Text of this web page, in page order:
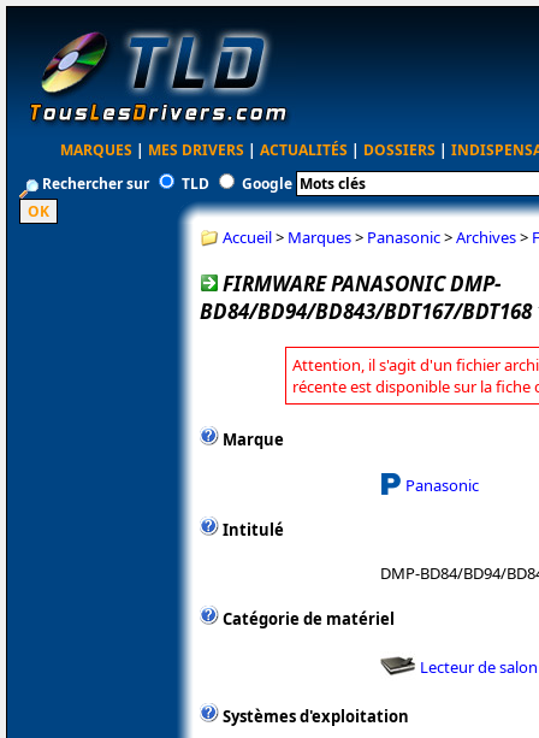
MARQUES | MES DRIVERS | ACTUALITÉS | DOSSIERS |
Rechercher sur
TLD Google
Accueil> Marques> Panasonic>Archives>
FIRMWARE PANASONIC DMP-
BD84/BD94/BD843/BDT167/BDT168
Attention, il s'agit d'un fichier
récente est disponible sur la fiche
Marque
Panasonic
Intitulé
DMP-BD84/BD94/
Catégorie de matériel
Lecteur de salon
Systèmes d'exploitation